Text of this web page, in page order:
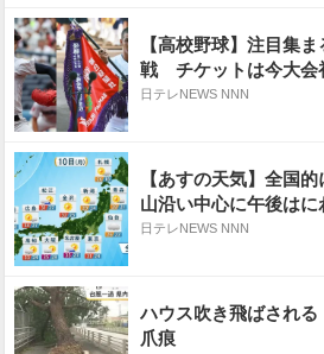
【高校野球】注目集
戦 チケットは今大
勝候補と前年王者が1
日テレNEWS NNN
【あすの天気】全国
山沿い中心に午後はに
日テレNEWS NNN
ハウス吹き飛ばされ
爪痕